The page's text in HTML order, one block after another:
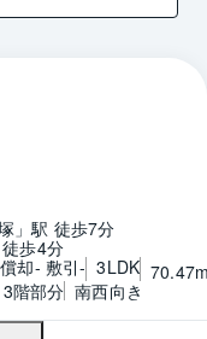
間取り
」駅 徒歩7分
歩4分
却- 敷引- 3LDK
階部分 南西向き